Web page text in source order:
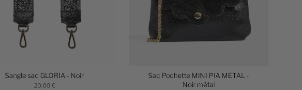
Sangle sac GLORIA - Noir
20,00 €
Sac Pochette MINI PIA METAL -
Noir métal